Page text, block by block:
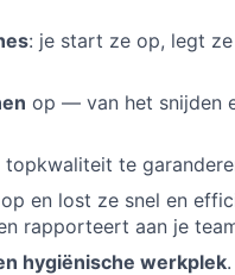
: je start ze op, legt
op — van het snijden
topkwaliteit te
op en lost ze snel en
rapporteert aan je
hygiënische werkplek.